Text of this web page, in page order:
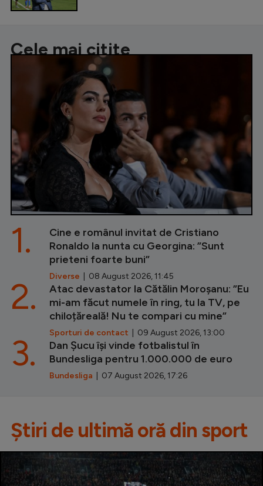
Cele mai citite
Cine e românul invitat de Cristiano
Ronaldo la nunta cu Georgina: ”Sunt
prieteni foarte buni”
Diverse | 08 August 2026, 11:45
1.
Atac devastator la Cătălin Moroșanu: ”Eu
mi-am făcut numele în ring, tu la TV, pe
chiloțăreală! Nu te compari cu mine”
Sporturi de contact | 09 August 2026, 13:00
2.
Dan Șucu își vinde fotbalistul în
Bundesliga pentru 1.000.000 de euro
Bundesliga | 07 August 2026, 17:26
3.
Știri de ultimă oră din sport